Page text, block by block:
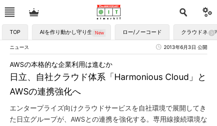
TOP AIを作り動かし守り生かす ロー/ノーコード クラウドネイ
ニュース 2013年6月3日 公開
日立、自社クラウド体系「Harmonious Cloud」と
AWSの連携強化へ
AWSの本格的な企業利用は進むか
エンタープライズ向けクラウドサービスを自社環境で展開してき
た日立グループが、AWSとの連携を強化する。専用線接続環境な